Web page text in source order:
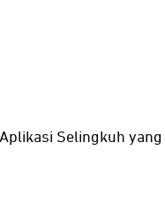
Selingkuh yang